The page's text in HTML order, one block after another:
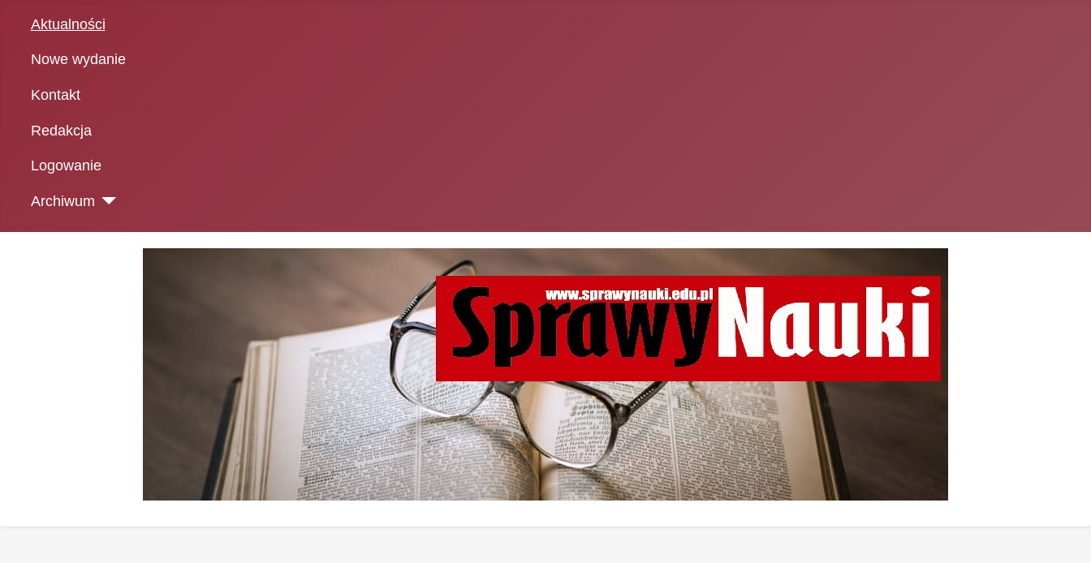
Aktualności
Nowe wydanie
Kontakt
Redakcja
Logowanie
Archiwum